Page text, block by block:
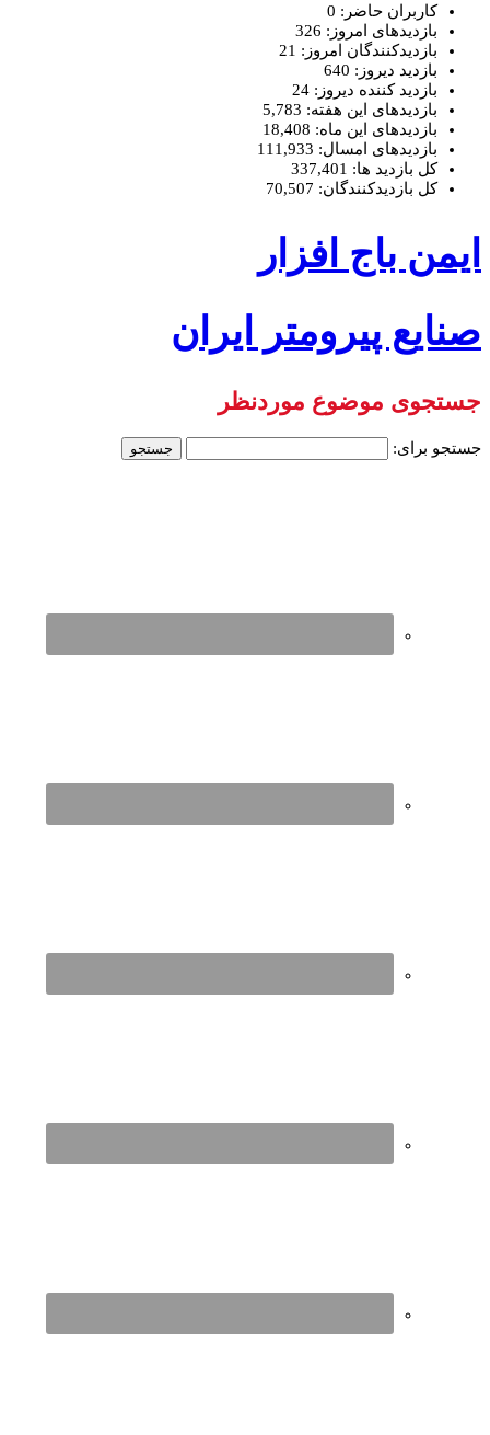
کاربران حاضر: 0
بازدیدهای امروز: 326
بازدیدکنندگان امروز: 21
بازدید دیروز: 640
بازدید کننده دیروز: 24
بازدیدهای این هفته: 5,783
بازدیدهای این ماه: 18,408
بازدیدهای امسال: 111,933
کل بازدید ها: 337,401
کل بازدیدکنند‌گان: 70,507
ایمن باج افزار
صنایع پیرومتر ایران
جستجوی موضوع موردنظر
جستجو برای: